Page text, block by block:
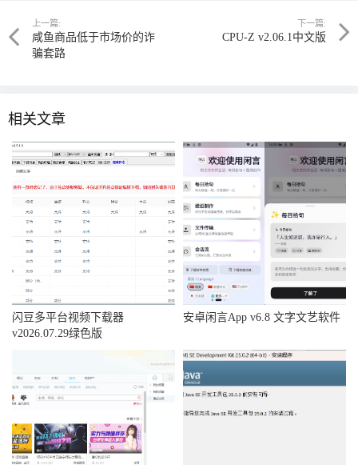
上一篇:
咸鱼商品低于市场价的诈
骗套路
下一篇:
CPU-Z v2.06.1中文版
相关文章
闪豆多平台视频下载器
v2026.07.29绿色版
安卓闲言App v6.8 文字文艺软件